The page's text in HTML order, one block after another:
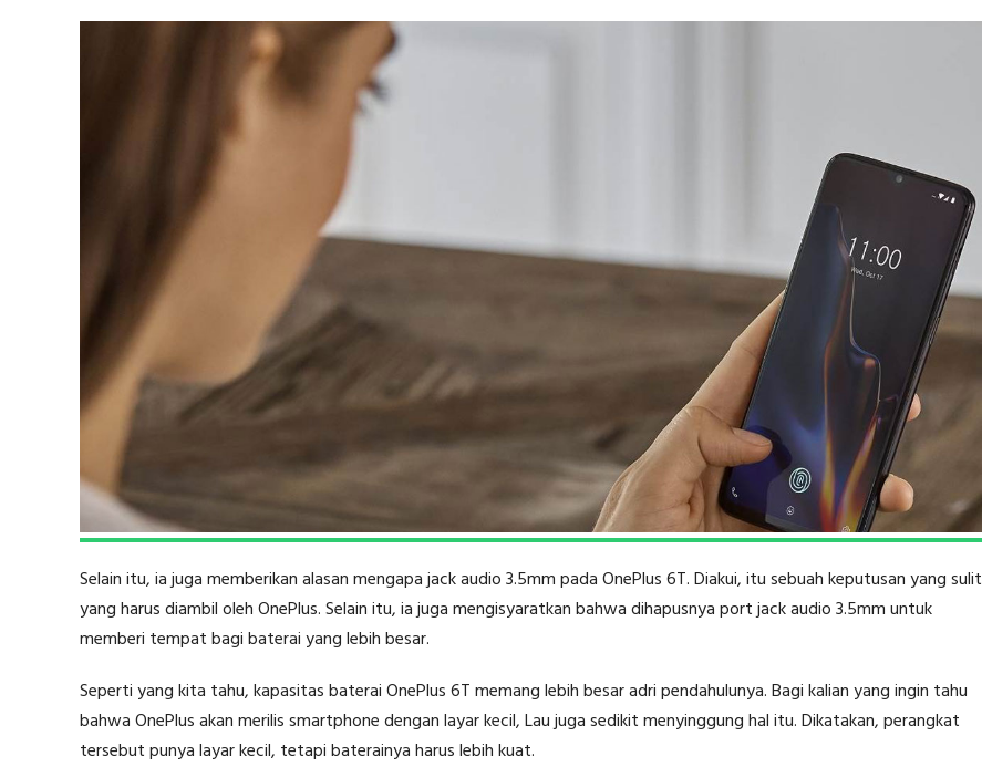
Selain itu, ia juga memberikan alasan mengapa jack audio 3.5mm pada OnePlus 6T. Diakui, itu sebuah keputusan yang sulit
yang harus diambil oleh OnePlus. Selain itu, ia juga mengisyaratkan bahwa dihapusnya port jack audio 3.5mm untuk
memberi tempat bagi baterai yang lebih besar.
Seperti yang kita tahu, kapasitas baterai OnePlus 6T memang lebih besar adri pendahulunya. Bagi kalian yang ingin tahu
bahwa OnePlus akan merilis smartphone dengan layar kecil, Lau juga sedikit menyinggung hal itu. Dikatakan, perangkat
tersebut punya layar kecil, tetapi baterainya harus lebih kuat.